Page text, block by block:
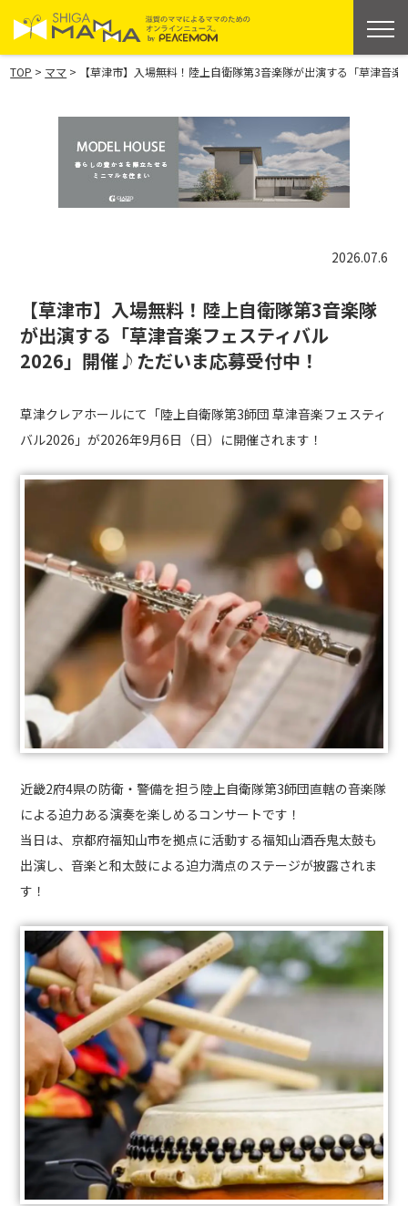
TOP > ママ > 【草津市】入場無料！陸上自衛隊第3音楽隊が出演する「草津音
2026.07.6
【草津市】入場無料！陸上自衛隊第3音楽隊
が出演する「草津音楽フェスティバル
2026」開催♪ただいま応募受付中！
草津クレアホールにて「陸上自衛隊第3師団 草津音楽フェスティ
バル2026」が2026年9月6日（日）に開催されます！
近畿2府4県の防衛・警備を担う陸上自衛隊第3師団直轄の音楽隊
による迫力ある演奏を楽しめるコンサートです！
当日は、京都府福知山市を拠点に活動する福知山酒呑鬼太鼓も
出演し、音楽と和太鼓による迫力満点のステージが披露されま
す！